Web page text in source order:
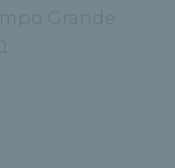
Grande